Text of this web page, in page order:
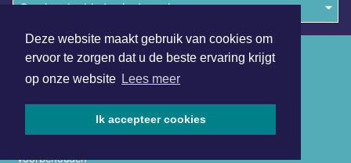
Deze website maakt gebruik van cookies om
ervoor te zorgen dat u de beste ervaring krijgt
op onze website Lees meer
Ik accepteer cookies
Overige dagbladen in de regio
voorbehouden
Algemene voorwaarden
Disclaimer